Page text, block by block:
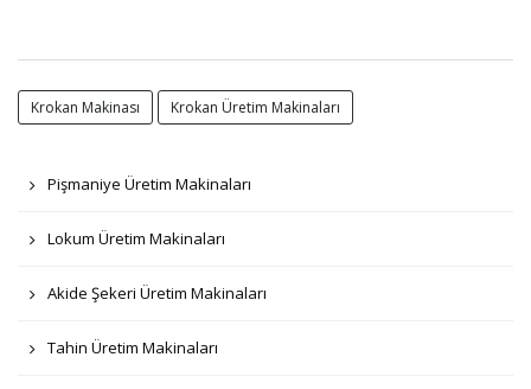
Krokan Makinası Krokan Üretim Makinaları
Pişmaniye Üretim Makinaları
Lokum Üretim Makinaları
Akide Şekeri Üretim Makinaları
Tahin Üretim Makinaları